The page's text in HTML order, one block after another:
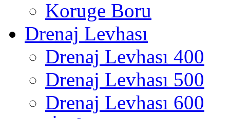
Koruge Boru
Drenaj Levhası
Drenaj Levhası 400
Drenaj Levhası 500
Drenaj Levhası 600